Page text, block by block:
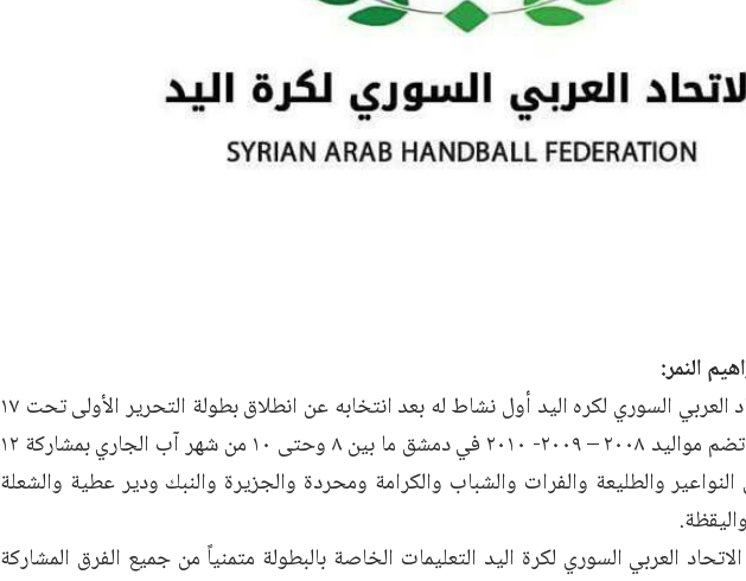
النمر:
أعلن الاتحاد العربي السوري لكره اليد أول نشاط له بعد انتخابه عن انطلاق بطولة التحرير الأولى تحت ١٧
سنة والتي تضم مواليد ٢٠٠٨ – ٢٠٠٩- ٢٠١٠ في دمشق ما بين ٨ وحتى ١٠ من شهر آب الجاري بمشاركة ١٢
وهي النواعير والطليعة والفرات والشباب والكرامة ومحردة والجزيرة والنبك ودير عطية والشعلة
العربي السوري لكرة اليد التعليمات الخاصة بالبطولة متمنياً من جميع الفرق المشاركة